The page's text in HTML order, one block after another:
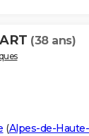
(38 ans)
(Alpes-de-